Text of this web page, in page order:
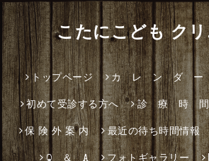
こたにこども ク
トップページ カ レ ン ダ ー
初めて受診する方へ 診 療 時 間
保 険 外 案 内 最近の待ち時間情報
Q ＆ A フォトギャラリー